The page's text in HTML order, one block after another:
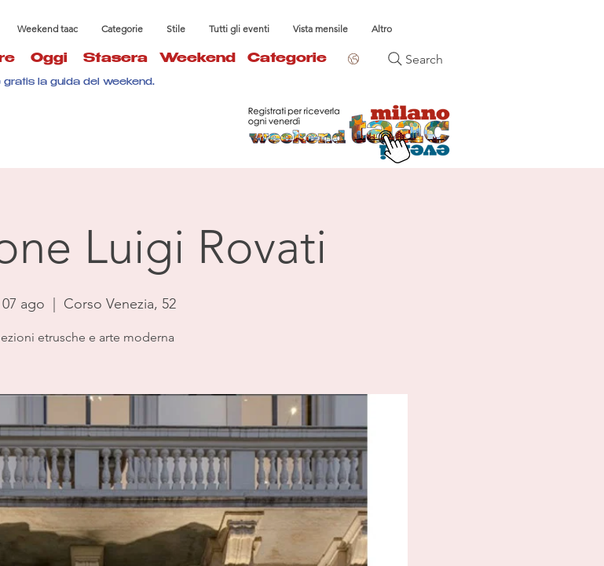
Weekend taac Categorie Stile Tutti gli eventi Vista mensile Altro
Oggi Stasera Weekend Categorie Search
gratis la guida del weekend.
Luigi Rovati
ago Corso Venezia, 52
etrusche e arte moderna